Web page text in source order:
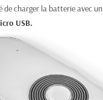
de charger la batterie avec un
USB.